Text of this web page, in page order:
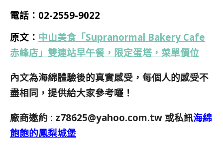
電話：02-2559-9022
原文： 中山美食「Supranormal Bakery Cafe
赤峰店」雙連站早午餐，限定蛋塔，菜單價位
內文為海綿體驗後的真實感受，每個人的感受不
盡相同，提供給大家參考囉！
廠商邀約 : z78625@yahoo.com.tw 或私訊海綿
飽飽的鳳梨城堡